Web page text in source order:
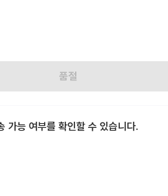
품절
가능 여부를 확인할 수 있습니다.